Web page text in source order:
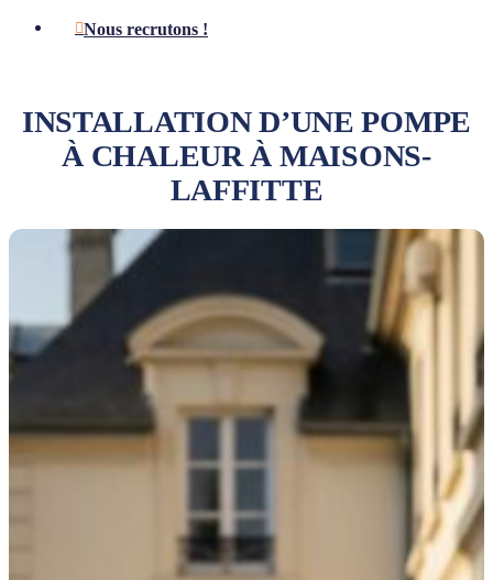
Nous recrutons !
INSTALLATION D’UNE POMPE
À CHALEUR À MAISONS-
LAFFITTE